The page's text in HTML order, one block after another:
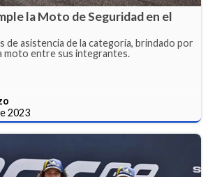
la Moto de Seguridad en el
de asistencia de la categoría, brindado por
moto entre sus integrantes.
2023